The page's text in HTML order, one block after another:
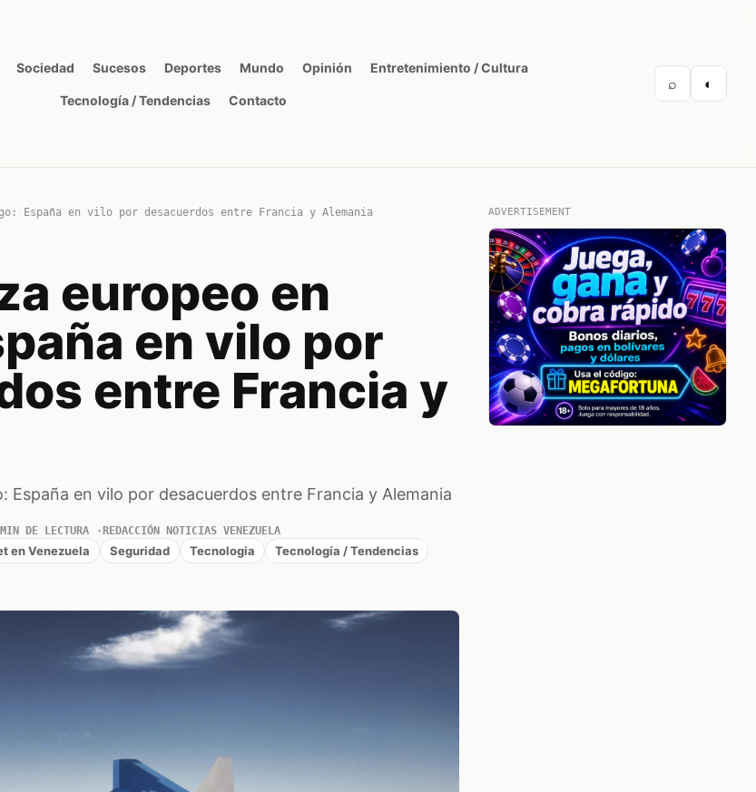
Sociedad Sucesos Deportes Mundo Opinión Entretenimiento / Cultura
Tecnología / Tendencias Contacto
⌕ ◐
España en vilo por desacuerdos entre Francia y Alemania
europeo en
en vilo por
entre Francia y
España en vilo por desacuerdos entre Francia y Alemania
DE LECTURA REDACCIÓN NOTICIAS VENEZUELA
en Venezuela Seguridad Tecnologia
Tecnología / Tendencias
ADVERTISEMENT